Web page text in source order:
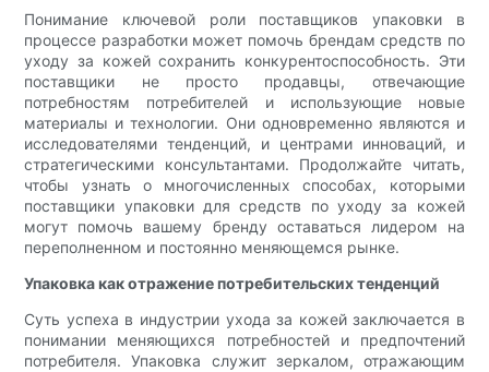
Понимание ключевой роли поставщиков упаковки в
процессе разработки может помочь брендам средств по
уходу за кожей сохранить конкурентоспособность. Эти
поставщики не просто продавцы, отвечающие
потребностям потребителей и использующие новые
материалы и технологии. Они одновременно являются и
исследователями тенденций, и центрами инноваций, и
стратегическими консультантами. Продолжайте читать,
чтобы узнать о многочисленных способах, которыми
поставщики упаковки для средств по уходу за кожей
могут помочь вашему бренду оставаться лидером на
переполненном и постоянно меняющемся рынке.
Упаковка как отражение потребительских тенденций
Суть успеха в индустрии ухода за кожей заключается в
понимании меняющихся потребностей и предпочтений
потребителя. Упаковка служит зеркалом, отражающим